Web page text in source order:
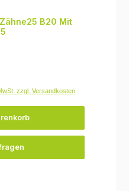
B20 Mit
zzgl. Versandkosten